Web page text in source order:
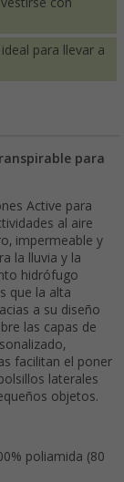
para llevar a
para
Active para
al aire
impermeable y
la lluvia y la
hidrófugo
que la alta
a su diseño
las capas de
facilitan el poner
laterales
objetos.
poliamida (80